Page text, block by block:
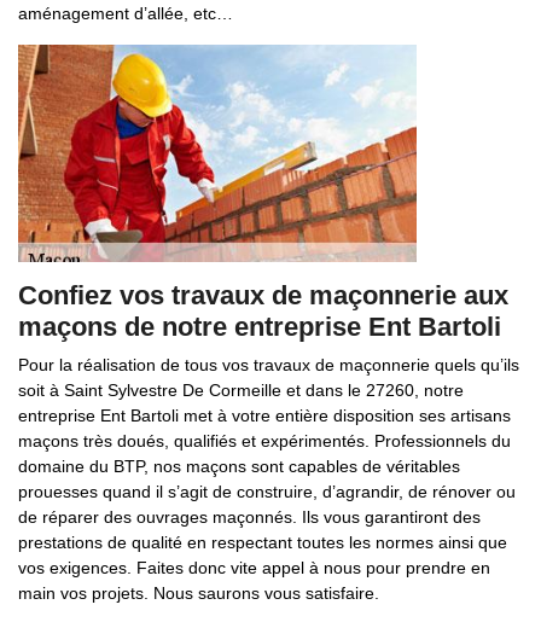
aménagement d’allée, etc…
Confiez vos travaux de maçonnerie aux
maçons de notre entreprise Ent Bartoli
Pour la réalisation de tous vos travaux de maçonnerie quels qu’ils
soit à Saint Sylvestre De Cormeille et dans le 27260, notre
entreprise Ent Bartoli met à votre entière disposition ses artisans
maçons très doués, qualifiés et expérimentés. Professionnels du
domaine du BTP, nos maçons sont capables de véritables
prouesses quand il s’agit de construire, d’agrandir, de rénover ou
de réparer des ouvrages maçonnés. Ils vous garantiront des
prestations de qualité en respectant toutes les normes ainsi que
vos exigences. Faites donc vite appel à nous pour prendre en
main vos projets. Nous saurons vous satisfaire.